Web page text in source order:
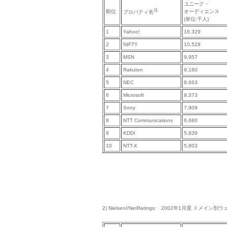
順位 プロパティ名注
ユニーク・
オーディエンス
(単位:千人)
1 Yahoo! 16,329
2 NIFTY 10,528
3 MSN 9,957
4 Rakuten 9,160
5 NEC 8,663
6 Microsoft 8,373
7 Sony 7,909
8 NTT Communications 6,680
9 KDDI 5,839
10 NTT-X 5,803
2) Nielsen//NetRatings: 2002年1月度 ドメイン別ウ